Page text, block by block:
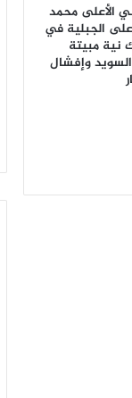
الأعلى محمد
الجبلية في
نية مبيتة
وإفشال